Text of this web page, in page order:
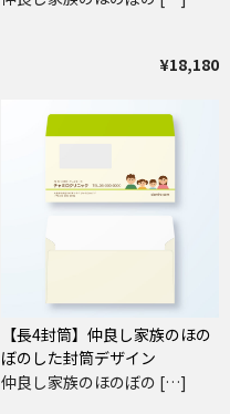
¥18,180
【長4封筒】仲良し家族のほの
ぼのした封筒デザイン
仲良し家族のほのぼの […]